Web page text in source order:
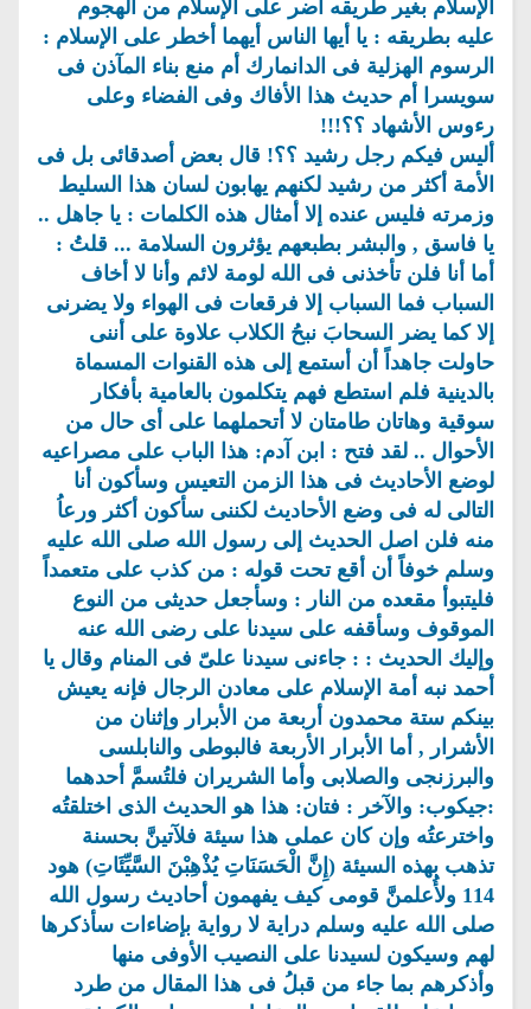
الإسلام بغير طريقه أضر على الإسلام من الهجوم
عليه بطريقه : يا أيها الناس أيهما أخطر على الإسلام :
الرسوم الهزلية فى الدانمارك أم منع بناء المآذن فى
سويسرا أم حديث هذا الأفاك وفى الفضاء وعلى
رءوس الأشهاد ؟؟!!!
أليس فيكم رجل رشيد ؟؟! قال بعض أصدقائى بل فى
الأمة أكثر من رشيد لكنهم يهابون لسان هذا السليط
وزمرته فليس عنده إلا أمثال هذه الكلمات : يا جاهل ..
يا فاسق , والبشر بطبعهم يؤثرون السلامة ... قلتُ :
أما أنا فلن تأخذنى فى الله لومة لائم وأنا لا أخاف
السباب فما السباب إلا فرقعات فى الهواء ولا يضرنى
إلا كما يضر السحابَ نبحُ الكلاب علاوة على أننى
حاولت جاهداً أن أستمع إلى هذه القنوات المسماة
بالدينية فلم استطع فهم يتكلمون بالعامية بأفكار
سوقية وهاتان طامتان لا أتحملهما على أى حال من
الأحوال .. لقد فتح : ابن آدم: هذا الباب على مصراعيه
لوضع الأحاديث فى هذا الزمن التعيس وسأكون أنا
التالى له فى وضع الأحاديث لكننى سأكون أكثر ورعاُ
منه فلن اصل الحديث إلى رسول الله صلى الله عليه
وسلم خوفاً أن أقع تحت قوله : من كذب على متعمداً
فليتبوأ مقعده من النار : وسأجعل حديثى من النوع
الموقوف وسأقفه على سيدنا على رضى الله عنه
وإليك الحديث : : جاءنى سيدنا علىّ فى المنام وقال يا
أحمد نبه أمة الإسلام على معادن الرجال فإنه يعيش
بينكم ستة محمدون أربعة من الأبرار وإثنان من
الأشرار , أما الأبرار الأربعة فالبوطى والنابلسى
والبرزنجى والصلابى وأما الشريران فلتُسمَّ أحدهما
:جيكوب: والآخر : فتان: هذا هو الحديث الذى اختلقتُه
واخترعتُه وإن كان عملى هذا سيئة فلآتينَّ بحسنة
تذهب بهذه السيئة (إِنَّ الْحَسَنَاتِ يُذْهِبْنَ السَّيِّئَاتِ) هود
114 ولأُعلمنَّ قومى كيف يفهمون أحاديث رسول الله
صلى الله عليه وسلم دراية لا رواية بإضاءات سأذكرها
لهم وسيكون لسيدنا على النصيب الأوفى منها
وأذكرهم بما جاء من قبلُ فى هذا المقال من طرد